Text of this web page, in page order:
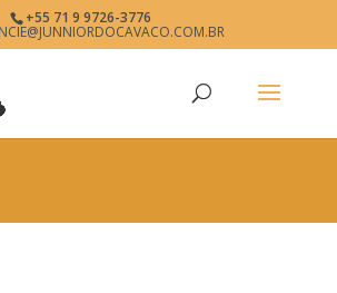
A CARRETA HORA
O SEU
• JUNNIOR DO
• O SITE DO
+55 71 9 9726-3776
Play View